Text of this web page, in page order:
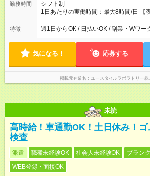
勤務時間
シフト制
1日あたりの実働時間：最大8時間/日 【
00 ※週1日～OK ／ 夜勤専従 ※上記の時間内で8時間勤務（休憩
1時間）ご利用者様により、時間は異な
特徴 週1日からOK / 日払いOK / 副業・Wワー
気になる！ 応募する
掲載元企業名 ユースタイルラボラトリー株
未読
高時給！車通勤OK！土日休み！ゴ
検査
派遣 職種未経験OK 社会人未経験OK
ブラン
WEB登録・面接OK